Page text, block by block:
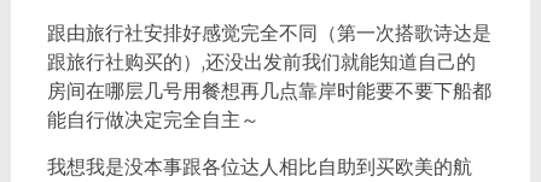
跟由旅行社安排好感觉完全不同（第一次搭歌诗达是
跟旅行社购买的）,还没出发前我们就能知道自己的
房间在哪层几号用餐想再几点靠岸时能要不要下船都
能自行做决定完全自主～
我想我是没本事跟各位达人相比自助到买欧美的航